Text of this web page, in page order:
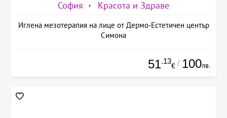
София Красота и Здраве
Иглена мезотерапия на лице от Дермо-Естетичен център
Симона
51.13
€ / 100лв.